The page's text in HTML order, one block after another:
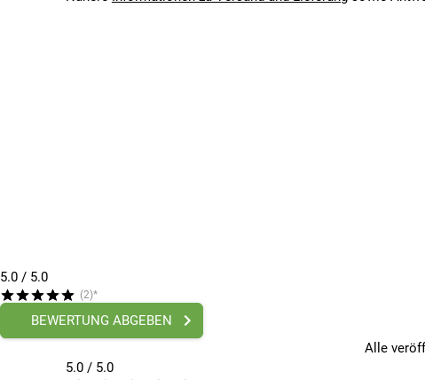
5.0 / 5.0
(2)*
BEWERTUNG ABGEBEN
Alle
5.0 / 5.0